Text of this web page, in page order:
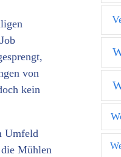
von
kein
Umfeld
Mühlen